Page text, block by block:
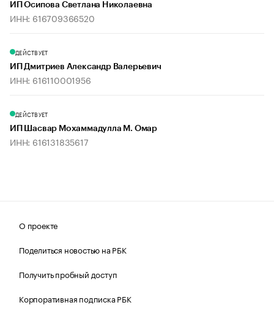
ИП Осипова Светлана Николаевна
ИНН: 616709366520
ДЕЙСТВУЕТ
ИП Дмитриев Александр Валерьевич
ИНН: 616110001956
ДЕЙСТВУЕТ
ИП Шасвар Мохаммадулла М. Омар
ИНН: 616131835617
О проекте
Поделиться новостью на РБК
Получить пробный доступ
Корпоративная подписка РБК